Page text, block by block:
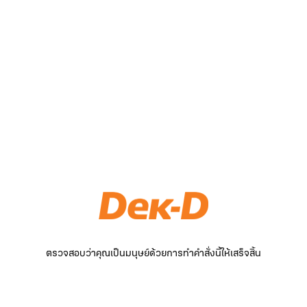
ตรวจสอบว่าคุณเป็นมนุษย์ด้วยการทำคำสั่งนี้ให้เสร็จสิ้น